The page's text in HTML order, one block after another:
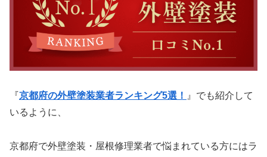
『京都府の外壁塗装業者ランキング5選！ 』でも紹介して
いるように、
京都府で外壁塗装・屋根修理業者で悩まれている方にはラ